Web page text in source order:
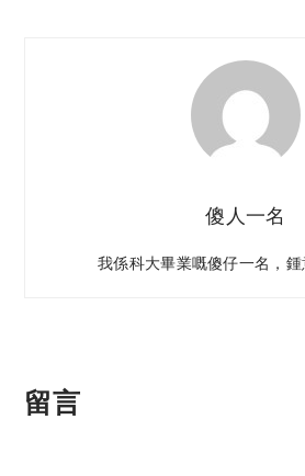
傻人一名
我係科大畢業嘅傻仔一名，鍾
留言